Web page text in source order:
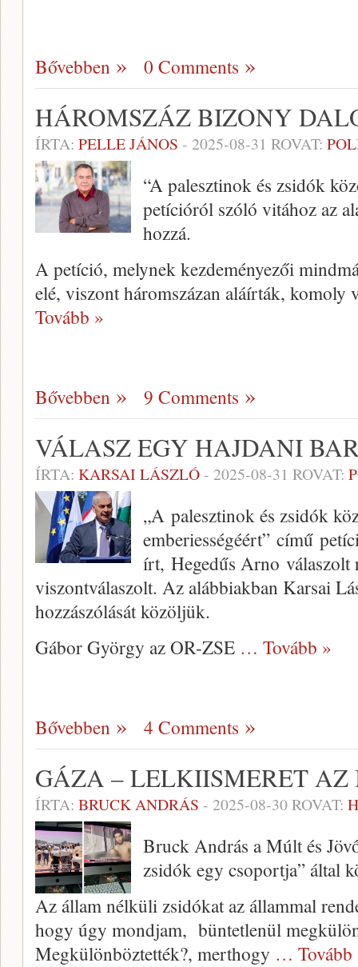
Bővebben 0 Comments
HÁROMSZÁZ BIZONY
ÍRTA: PELLE JÁNOS - 2025-08-31 ROVAT:
“A palesztinok és zsidók
petícióról szóló vitához az
hozzá.
A petíció, melynek kezdeményezői
elé, viszont háromszázan aláírták,
Tovább »
Bővebben 9 Comments
VÁLASZ EGY HAJDANI
ÍRTA: KARSAI LÁSZLÓ- 2025-08-31 ROVAT:
„A palesztinok és zsidók
emberiességéért” című
írt, Hegedűs Arno válaszolt
viszontválaszolt. Az alábbiakban Karsai
hozzászólását közöljük.
Gábor György az OR-ZSE … Tovább »
Bővebben 4 Comments
GÁZA – LELKIISMERET
ÍRTA: BRUCK ANDRÁS - 2025-08-30ROVAT:
Bruck András a Múlt és
zsidók egy csoportja” által
Az állam nélküli zsidókat az állammal
hogy úgy mondjam, büntetlenül
Megkülönböztették?, merthogy … Tovább